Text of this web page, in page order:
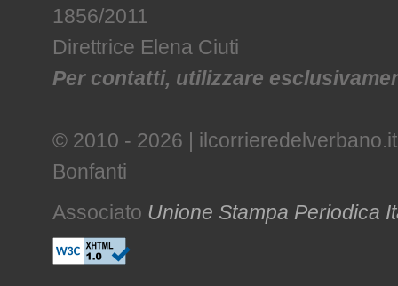
1856/2011
Direttrice Elena Ciuti
Per contatti, utilizzare
© 2010 - 2026 |
Bonfanti
Associato Unione Stampa Periodica